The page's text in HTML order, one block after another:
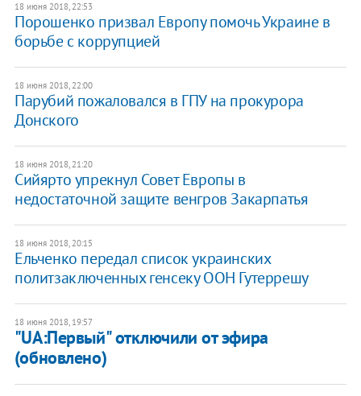
18 июня 2018, 22:53
Порошенко призвал Европу помочь Украине в
борьбе с коррупцией
18 июня 2018, 22:00
Парубий пожаловался в ГПУ на прокурора
Донского
18 июня 2018, 21:20
Сийярто упрекнул Совет Европы в
недостаточной защите венгров Закарпатья
18 июня 2018, 20:15
Ельченко передал список украинских
политзаключенных генсеку ООН Гутеррешу
18 июня 2018, 19:57
"UA:Первый" отключили от эфира
(обновлено)